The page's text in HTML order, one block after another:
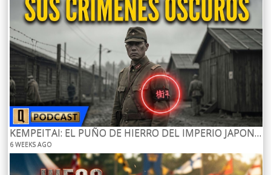
KEMPEITAI: EL PUÑO DE HIERRO DEL IMPERIO JAPONES.
6 WEEKS AGO